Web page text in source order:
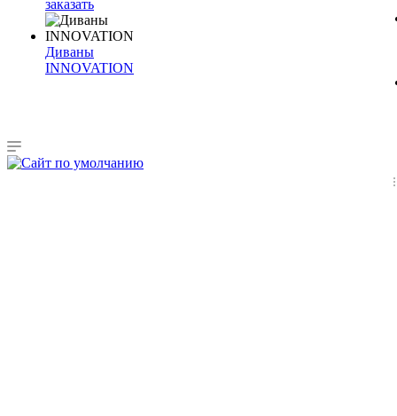
заказать
Диваны
INNOVATION